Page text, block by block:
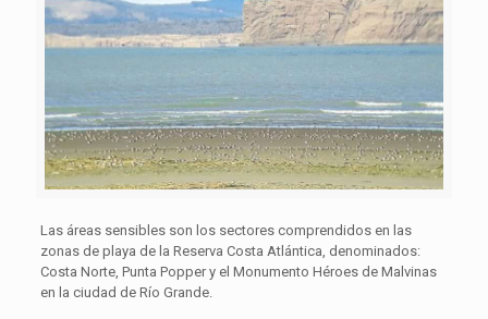
Las áreas sensibles son los sectores comprendidos en las
zonas de playa de la Reserva Costa Atlántica, denominados:
Costa Norte, Punta Popper y el Monumento Héroes de Malvinas
en la ciudad de Río Grande.